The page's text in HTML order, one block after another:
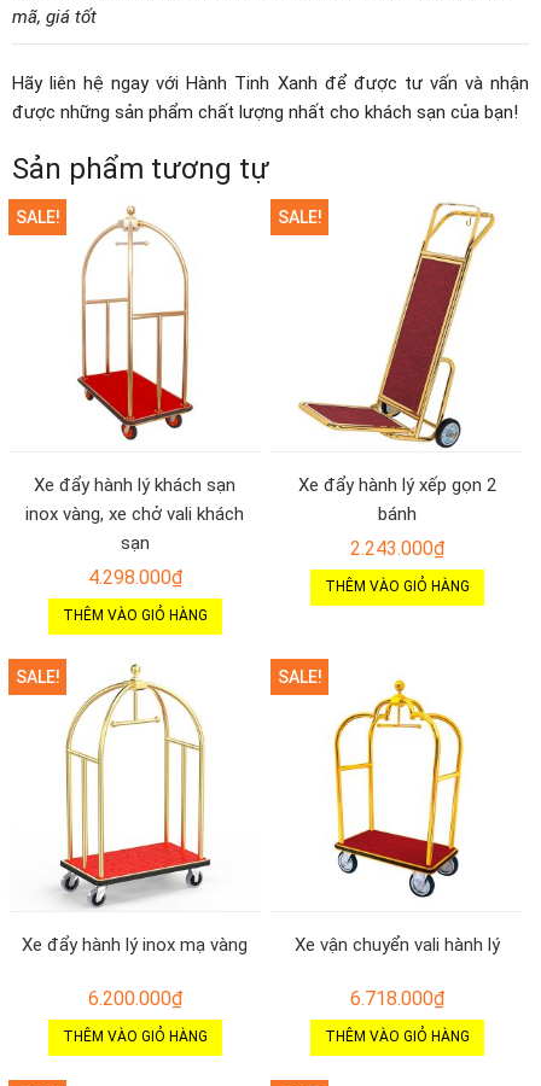
mã, giá tốt
Hãy liên hệ ngay với Hành Tinh Xanh để được tư vấn và nhận
được những sản phẩm chất lượng nhất cho khách sạn của bạn!
Sản phẩm tương tự
SALE!
Xe đẩy hành lý khách sạn
inox vàng, xe chở vali khách
sạn
4.298.000₫
THÊM VÀO GIỎ HÀNG
SALE!
Xe đẩy hành lý xếp gọn 2
bánh
2.243.000₫
THÊM VÀO GIỎ HÀNG
SALE!
Xe đẩy hành lý inox mạ vàng
6.200.000₫
THÊM VÀO GIỎ HÀNG
SALE!
Xe vận chuyển vali hành lý
6.718.000₫
THÊM VÀO GIỎ HÀNG